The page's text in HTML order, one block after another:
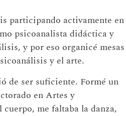
participando activamente en
psicoanalista didáctica y
y por eso organicé mesas
y el arte.
de ser suficiente. Formé un
en Artes y
me faltaba la danza,